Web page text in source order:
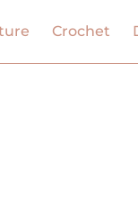
Crochet